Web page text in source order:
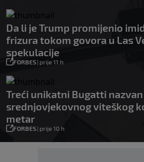
Da li je Trump promijenio
frizura tokom govora u Las
spekulacije
FORBES| prije 11 h
Treći unikatni Bugatti
srednjovjekovnog viteškog
metar
FORBES| prije 10 h